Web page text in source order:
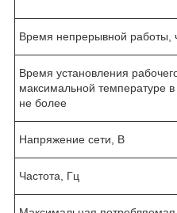
Время непрерывной работы,
Время установления
максимальной температуре
не более
Напряжение сети, В
Частота, Гц